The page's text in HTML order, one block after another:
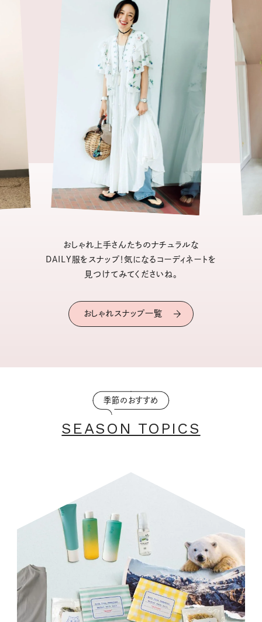
おしゃれ上手さんたちのナチュラルな
DAILY服をスナップ！気になるコーディネートを
見つけてみてくださいね。
おしゃれスナップ一覧
季節のおすすめ
SEASON TOPICS